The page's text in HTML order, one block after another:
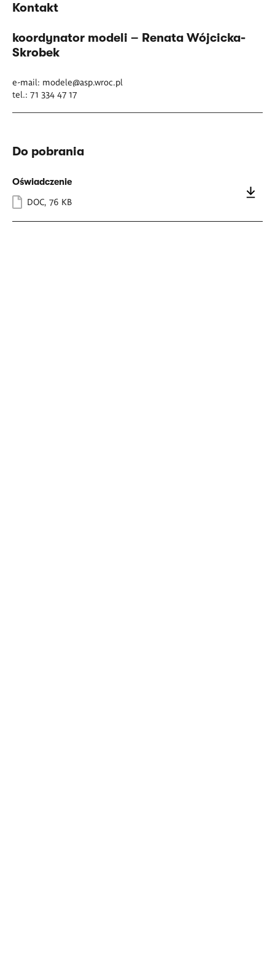
Kontakt
koordynator modeli – Renata Wójcicka-
Skrobek
e-mail: modele@asp.wroc.pl
tel.: 71 334 47 17
Do pobrania
Oświadczenie
DOC, 76 KB